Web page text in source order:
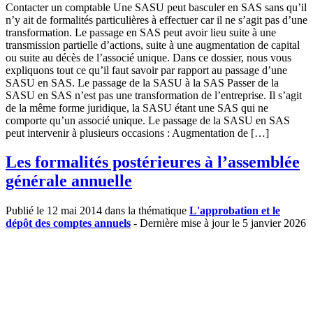
Contacter un comptable Une SASU peut basculer en SAS sans qu’il
n’y ait de formalités particulières à effectuer car il ne s’agit pas d’une
transformation. Le passage en SAS peut avoir lieu suite à une
transmission partielle d’actions, suite à une augmentation de capital
ou suite au décès de l’associé unique. Dans ce dossier, nous vous
expliquons tout ce qu’il faut savoir par rapport au passage d’une
SASU en SAS. Le passage de la SASU à la SAS Passer de la
SASU en SAS n’est pas une transformation de l’entreprise. Il s’agit
de la même forme juridique, la SASU étant une SAS qui ne
comporte qu’un associé unique. Le passage de la SASU en SAS
peut intervenir à plusieurs occasions : Augmentation de […]
Les formalités postérieures à l’assemblée
générale annuelle
Publié le 12 mai 2014 dans la thématique L'approbation et le
dépôt des comptes annuels - Dernière mise à jour le 5 janvier 2026